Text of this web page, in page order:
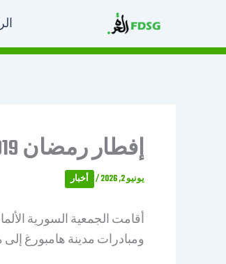
المحتوى
إفطار رمضان 2019 – التضامن الإنساني وبناء جسور التواصل والتعايش
يونيو 2, 2026 / أخبار
ومبادرات مدينة هامبورغ